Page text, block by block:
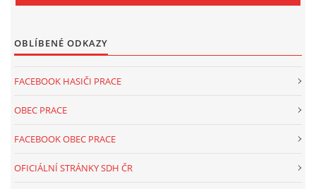
OBLÍBENÉ ODKAZY
FACEBOOK HASIČI PRACE
OBEC PRACE
FACEBOOK OBEC PRACE
OFICIÁLNÍ STRÁNKY SDH ČR